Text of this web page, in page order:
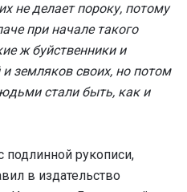
не делает пороку, потому
при начале такого
ж буйственники и
земляков своих, но потом
стали быть, как и
подлинной рукописи,
в издательство